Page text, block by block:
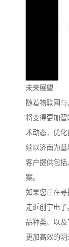
未来展望
随着物联网
将变得更加
术动态，优
续以济南为
客户提供包
案。
如果您正在
走近创宇电
品种类、以
更加高效的明